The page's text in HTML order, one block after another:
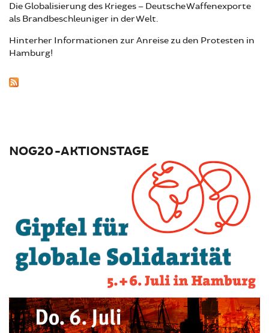
Die Globalisierung des Krieges – Deutsche Waffenexporte
als Brandbeschleuniger in der Welt.
Hinterher Informationen zur Anreise zu den Protesten in
Hamburg!
NOG20-AKTIONSTAGE